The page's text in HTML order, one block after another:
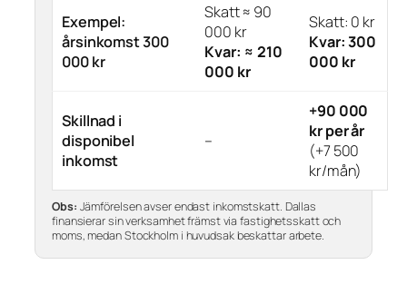
Exempel:
årsinkomst 300
000 kr
Skatt ≈ 90
000 kr
Kvar: ≈ 210
000 kr
Skatt: 0 kr
Kvar: 300
000 kr
Skillnad i
disponibel
inkomst
–
+90 000
kr per år
(+7 500
kr/mån)
Obs: Jämförelsen avser endast inkomstskatt. Dallas
finansierar sin verksamhet främst via fastighetsskatt och
moms, medan Stockholm i huvudsak beskattar arbete.